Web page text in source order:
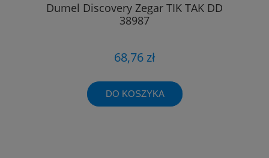
Dumel Discovery Zegar TIK TAK DD
38987
68,76 zł
DO KOSZYKA